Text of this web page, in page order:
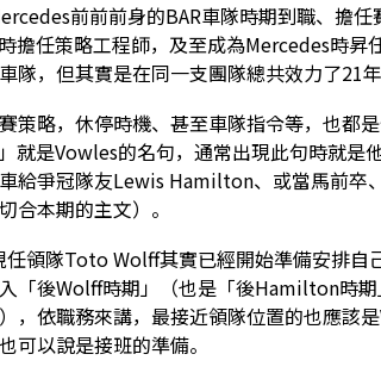
前前前身的BAR車隊時期到職、擔
擔任策略工程師，及至成為Mercedes時
隊，但其實是在同一支團隊總共效力了21年
策略，休停時機、甚至車隊指令等，也都
就是Vowles的名句，通常出現此句時就
給爭冠隊友Lewis Hamilton、或當馬前卒
合本期的主文）。
領隊Toto Wolff其實已經開始準備安排自
「後Wolff時期」（也是「後Hamilton時
，依職務來講，最接近領隊位置的也應
可以說是接班的準備。